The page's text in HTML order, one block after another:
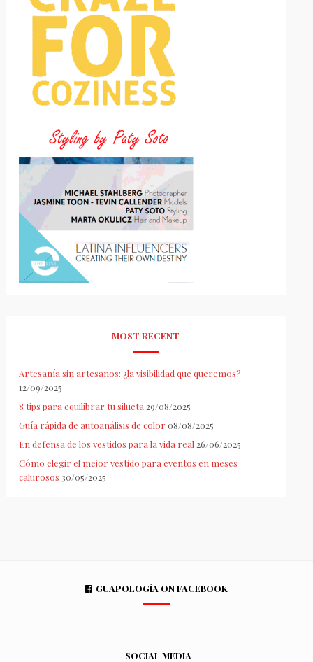
MOST RECENT
Artesanía sin artesanos: ¿la visibilidad que queremos?
12/09/2025
8 tips para equilibrar tu silueta 29/08/2025
Guía rápida de autoanálisis de color 08/08/2025
En defensa de los vestidos para la vida real 26/06/2025
Cómo elegir el mejor vestido para eventos en meses
calurosos 30/05/2025
GUAPOLOGÍA ON FACEBOOK
SOCIAL MEDIA